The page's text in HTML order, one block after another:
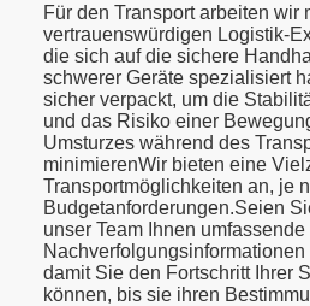
Für den Transport arbeiten wir
vertrauenswürdigen Logistik-
die sich auf die sichere
schwerer Geräte spezialisiert
sicher verpackt, um die
und das Risiko einer
Umsturzes während des
minimierenWir bieten eine
Transportmöglichkeiten an, je
Budgetanforderungen.Seien
unser Team Ihnen umfassende
damit Sie den Fortschritt Ihrer
können, bis sie ihren